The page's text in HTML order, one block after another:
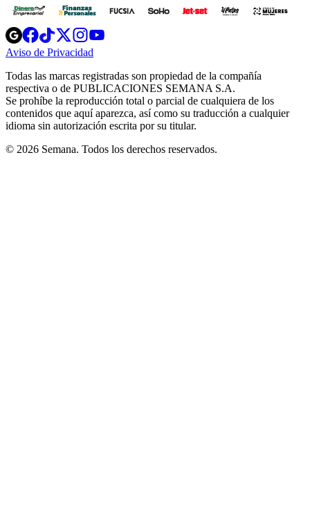
Opens
in
new
Opens
in
new
Opens
in
new
window
Opens
new
windowwindow
Aviso de Privacidad
new
window
Todas las marcas registradas son propiedad de la compañía
respectiva o de PUBLICACIONES SEMANA S.A.
Se prohíbe la reproducción total o parcial de cualquiera de los
contenidos que aquí aparezca, así como su traducción a cualquier
idioma sin autorización escrita por su titular.
© 2026 Semana. Todos los derechos reservados.